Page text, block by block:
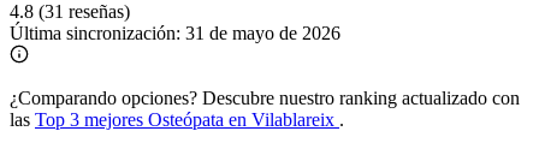
4.8 (31 reseñas)
Última sincronización: 31 de mayo de 2026
¿Comparando opciones? Descubre nuestro ranking actualizado con
las Top 3 mejores Osteópata en Vilablareix .